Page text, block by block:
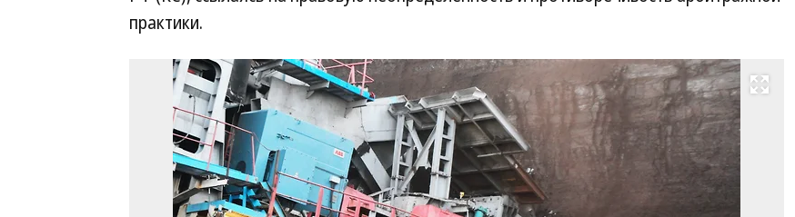
практики.
Развернуть на весь экран